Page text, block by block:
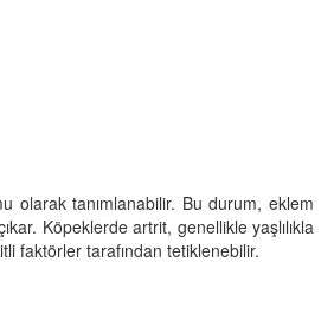
olarak tanımlanabilir. Bu durum, eklem
Köpeklerde artrit, genellikle yaşlılıkla
faktörler tarafından tetiklenebilir.
Köpek Sporları: Agility Nedir?
Köpeğinizle Spor Yapmanın
Yolları